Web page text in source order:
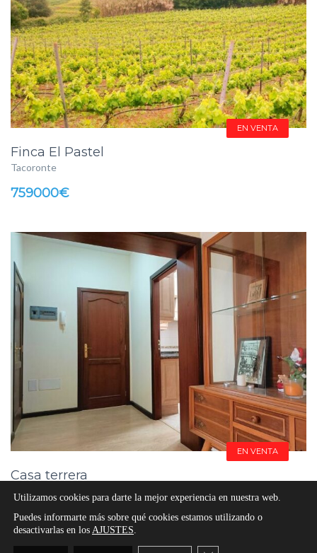
EN VENTA
Finca El Pastel
Tacoronte
759000€
EN VENTA
Casa terrera
249000€
Utilizamos cookies para darte la mejor experiencia en nuestra web.
Puedes informarte más sobre qué cookies estamos utilizando o
desactivarlas en los AJUSTES.